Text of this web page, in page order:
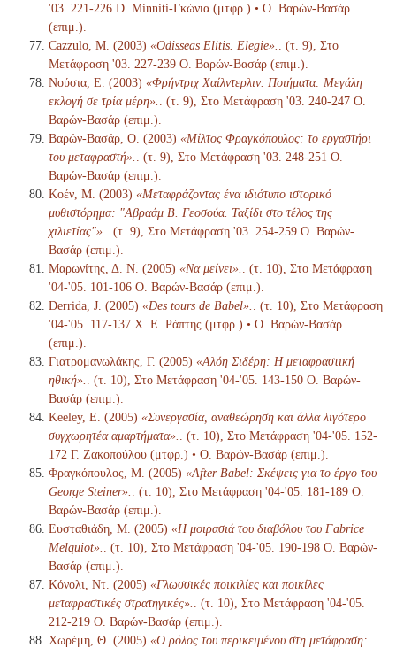
'03. 221-226 D. Minniti-Γκώνια (μτφρ.) • Ο. Βαρών-Βασάρ
(επιμ.).
Cazzulo, M. (2003) «Odisseas Elitis. Elegie».
. (τ. 9), Στο
Μετάφραση '03. 227-239 Ο. Βαρών-Βασάρ (επιμ.).
Νούσια, Ε. (2003) «Φρήντριχ Χαίλντερλιν. Ποιήματα: Μεγάλη
εκλογή σε τρία μέρη».
. (τ. 9), Στο Μετάφραση '03. 240-247 Ο.
Βαρών-Βασάρ (επιμ.).
Βαρών-Βασάρ, Ο. (2003) «Μίλτος Φραγκόπουλος: το εργαστήρι
του μεταφραστή».
. (τ. 9), Στο Μετάφραση '03. 248-251 Ο.
Βαρών-Βασάρ (επιμ.).
Κοέν, Μ. (2003) «Μεταφράζοντας ένα ιδιότυπο ιστορικό
μυθιστόρημα: "Αβραάμ Β. Γεοσούα. Ταξίδι στο τέλος της
χιλιετίας"».
. (τ. 9), Στο Μετάφραση '03. 254-259 Ο. Βαρών-
Βασάρ (επιμ.).
Μαρωνίτης, Δ. Ν. (2005) «Να μείνει».
. (τ. 10), Στο Μετάφραση
'04-'05. 101-106 Ο. Βαρών-Βασάρ (επιμ.).
Derrida, J. (2005) «Des tours de Babel».
. (τ. 10), Στο Μετάφραση
'04-'05. 117-137 Χ. Ε. Ράπτης (μτφρ.) • Ο. Βαρών-Βασάρ
(επιμ.).
Γιατρομανωλάκης, Γ. (2005) «Αλόη Σιδέρη: Η μεταφραστική
ηθική».
. (τ. 10), Στο Μετάφραση '04-'05. 143-150 Ο. Βαρών-
Βασάρ (επιμ.).
Keeley, E. (2005) «Συνεργασία, αναθεώρηση και άλλα λιγότερο
συγχωρητέα αμαρτήματα».
. (τ. 10), Στο Μετάφραση '04-'05. 152-
172 Γ. Ζακοπούλου (μτφρ.) • Ο. Βαρών-Βασάρ (επιμ.).
Φραγκόπουλος, Μ. (2005) «After Babel: Σκέψεις για το έργο του
George Steiner».
. (τ. 10), Στο Μετάφραση '04-'05. 181-189 Ο.
Βαρών-Βασάρ (επιμ.).
Ευσταθιάδη, Μ. (2005) «Η μοιρασιά του διαβόλου του Fabrice
Melquiot».
. (τ. 10), Στο Μετάφραση '04-'05. 190-198 Ο. Βαρών-
Βασάρ (επιμ.).
Κόνολι, Ντ. (2005) «Γλωσσικές ποικιλίες και ποικίλες
μεταφραστικές στρατηγικές».
. (τ. 10), Στο Μετάφραση '04-'05.
212-219 Ο. Βαρών-Βασάρ (επιμ.).
Χωρέμη, Θ. (2005) «Ο ρόλος του περικειμένου στη μετάφραση: